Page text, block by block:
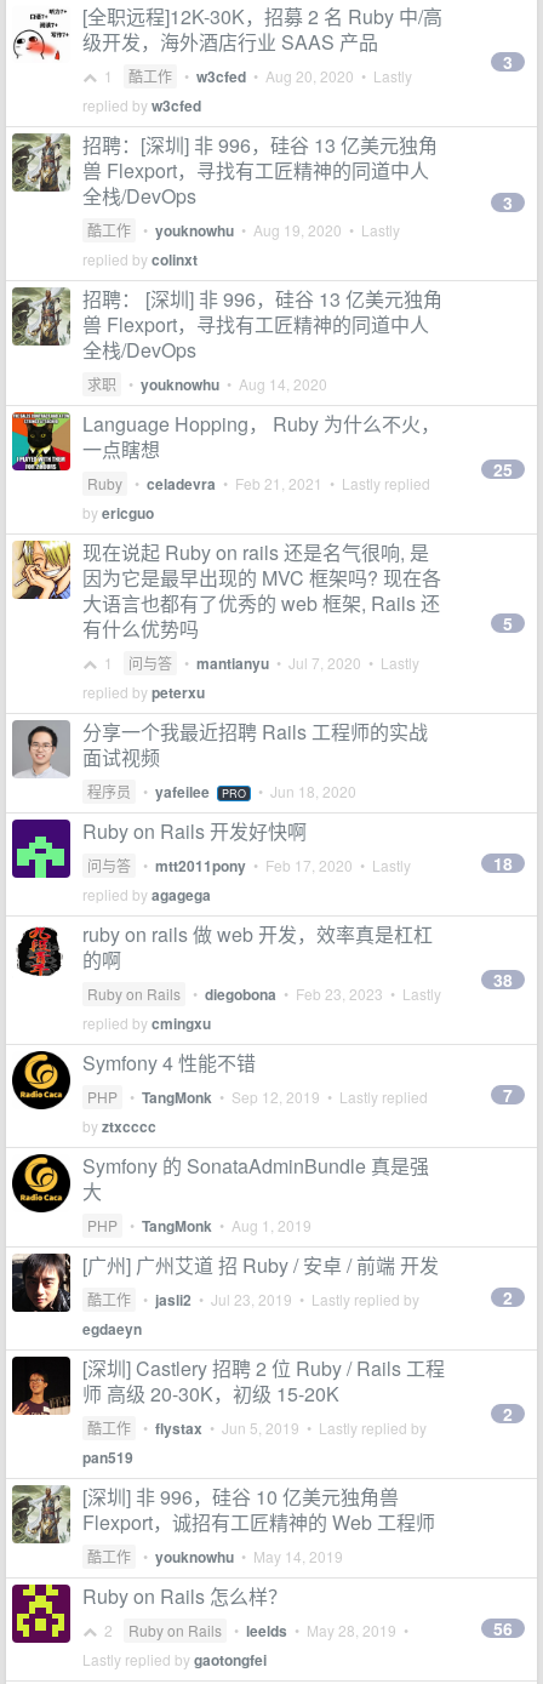
[全职远程]12K-30K，招募 2 名 Ruby 中/高
级开发，海外酒店行业 SAAS 产品
1 酷工作 • w3cfed • Aug 20, 2020 • Lastly
replied byw3cfed
3
招聘：[深圳] 非 996，硅谷 13 亿美元独角
兽 Flexport，寻找有工匠精神的同道中人
全栈/DevOps
酷工作 • youknowhu • Aug 19, 2020 • Lastly
replied bycolinxt
3
招聘： [深圳] 非 996，硅谷 13 亿美元独角
兽 Flexport，寻找有工匠精神的同道中人
全栈/DevOps
求职 • youknowhu • Aug 14, 2020
Language Hopping， Ruby 为什么不火，
一点瞎想
Ruby • celadevra • Feb 21, 2021 • Lastly replied
byericguo
25
现在说起 Ruby on rails 还是名气很响, 是
因为它是最早出现的 MVC 框架吗? 现在各
大语言也都有了优秀的 web 框架, Rails 还
有什么优势吗
1 问与答 • mantianyu • Jul 7, 2020 • Lastly
replied bypeterxu
5
分享一个我最近招聘 Rails 工程师的实战
面试视频
程序员 • yafeilee PRO • Jun 18, 2020
Ruby on Rails 开发好快啊
问与答 • mtt2011pony • Feb 17, 2020 • Lastly
replied byagagega
18
ruby on rails 做 web 开发，效率真是杠杠
的啊
Ruby on Rails • diegobona • Feb 23, 2023 • Lastly
replied bycmingxu
38
Symfony 4 性能不错
PHP • TangMonk • Sep 12, 2019 • Lastly replied
byztxcccc
7
Symfony 的 SonataAdminBundle 真是强
大
PHP • TangMonk • Aug 1, 2019
[广州] 广州艾道 招 Ruby / 安卓 / 前端 开发
酷工作 • jasli2 • Jul 23, 2019 • Lastly replied by
egdaeyn
2
[深圳] Castlery 招聘 2 位 Ruby / Rails 工程
师 高级 20-30K，初级 15-20K
酷工作 • flystax • Jun 5, 2019 • Lastly replied by
pan519
2
[深圳] 非 996，硅谷 10 亿美元独角兽
Flexport，诚招有工匠精神的 Web 工程师
酷工作 • youknowhu • May 14, 2019
Ruby on Rails 怎么样？
2 Ruby on Rails • leelds • May 28, 2019 •
Lastly replied bygaotongfei
56